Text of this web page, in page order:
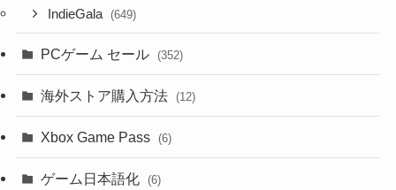
IndieGala (649)
PCゲーム セール (352)
海外ストア購入方法 (12)
Xbox Game Pass (6)
ゲーム日本語化 (6)